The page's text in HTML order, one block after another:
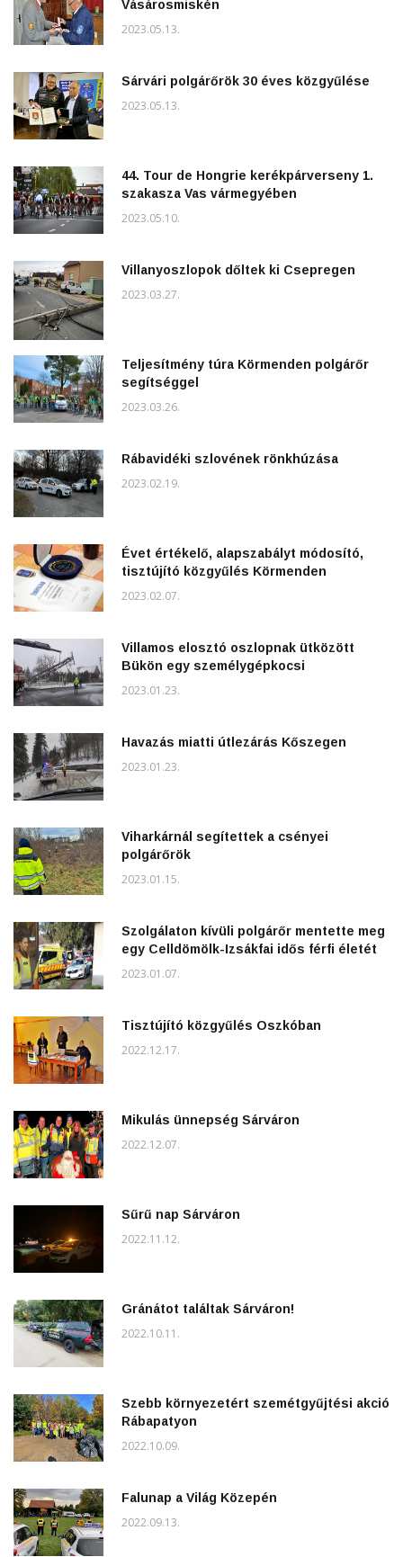
Vásárosmiskén
2023.05.13.
Sárvári polgárőrök 30 éves közgyűlése
2023.05.13.
44. Tour de Hongrie kerékpárverseny 1.
szakasza Vas vármegyében
2023.05.10.
Villanyoszlopok dőltek ki Csepregen
2023.03.27.
Teljesítmény túra Körmenden polgárőr
segítséggel
2023.03.26.
Rábavidéki szlovének rönkhúzása
2023.02.19.
Évet értékelő, alapszabályt módosító,
tisztújító közgyűlés Körmenden
2023.02.07.
Villamos elosztó oszlopnak ütközött
Bükön egy személygépkocsi
2023.01.23.
Havazás miatti útlezárás Kőszegen
2023.01.23.
Viharkárnál segítettek a csényei
polgárőrök
2023.01.15.
Szolgálaton kívüli polgárőr mentette meg
egy Celldömölk-Izsákfai idős férfi életét
2023.01.07.
Tisztújító közgyűlés Oszkóban
2022.12.17.
Mikulás ünnepség Sárváron
2022.12.07.
Sűrű nap Sárváron
2022.11.12.
Gránátot találtak Sárváron!
2022.10.11.
Szebb környezetért szemétgyűjtési akció
Rábapatyon
2022.10.09.
Falunap a Világ Közepén
2022.09.13.